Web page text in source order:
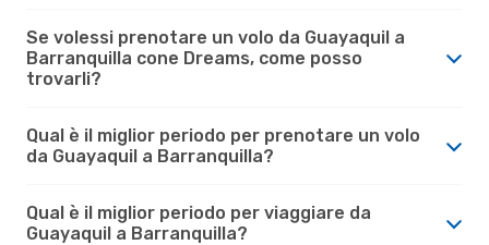
Se volessi prenotare un volo da Guayaquil a
Barranquilla cone Dreams, come posso
trovarli?
Qual è il miglior periodo per prenotare un volo
da Guayaquil a Barranquilla?
Qual è il miglior periodo per viaggiare da
Guayaquil a Barranquilla?